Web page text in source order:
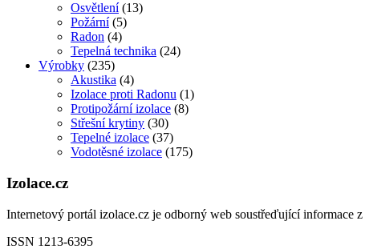
Osvětlení (13)
Požární (5)
Radon (4)
Tepelná technika (24)
Výrobky (235)
Akustika (4)
Izolace proti Radonu (1)
Protipožární izolace (8)
Střešní krytiny (30)
Tepelné izolace (37)
Vodotěsné izolace (175)
Izolace.cz
Internetový portál izolace.cz je odborný web soustřeďující informace
ISSN 1213-6395